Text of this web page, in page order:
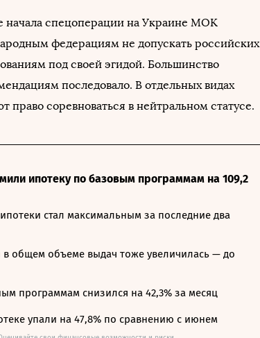
начала спецоперации на Украине МОК
федерациям не допускать российских
под своей эгидой. Большинство
последовало. В отдельных видах
право соревноваться в нейтральном статусе.
ипотеку по базовым программам на 109,2
стал максимальным за последние два
общем объеме выдач тоже увеличилась — до
программам снизился на 42,3% за месяц
упали на 47,8% по сравнению с июнем